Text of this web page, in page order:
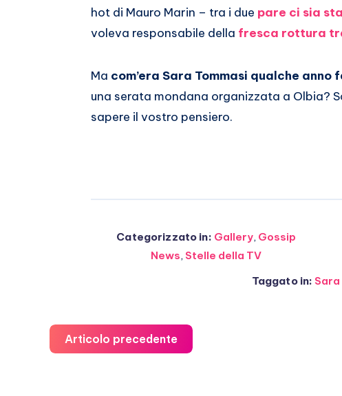
Whatsapp
hot di Mauro Marin – tra i due pare ci sia
voleva responsabile della fresca rottura
Ma com’era Sara Tommasi qualche anno
una serata mondana organizzata a Olbia?
sapere il vostro pensiero.
Categorizzato in: Gallery, Gossip
News, Stelle della TV
Taggato in:
Articolo precedente